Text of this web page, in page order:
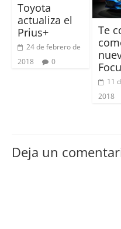
Toyota
actualiza el
Prius+
24 de febrero de
2018
0
Te
11
2018
Deja un